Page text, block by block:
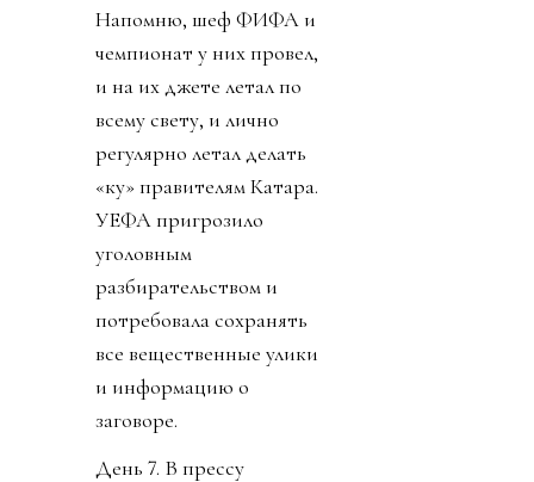
Напомню, шеф ФИФА и
чемпионат у них провел,
и на их джете летал по
всему свету, и лично
регулярно летал делать
«ку» правителям Катара.
УЕФА пригрозило
уголовным
разбирательством и
потребовала сохранять
все вещественные улики
и информацию о
заговоре.
День 7. В прессу